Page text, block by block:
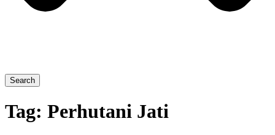
Search
Tag: Perhutani Jati